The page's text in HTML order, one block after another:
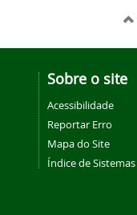
Sobre o site
Acessibilidade
Reportar Erro
Mapa do Site
Índice de Sistemas